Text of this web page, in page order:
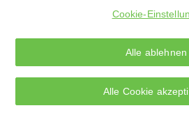
Cookie-
Alle ablehnen
Alle Cookie